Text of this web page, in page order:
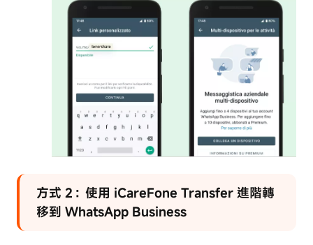
方式 2：使用 iCareFone Transfer 進階轉
移到 WhatsApp Business